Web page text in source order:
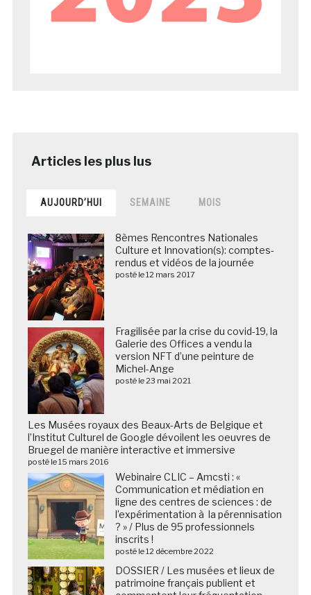
AUJOURD’HUI SEMAINE MOIS
8èmes Rencontres Nationales
Culture et Innovation(s): comptes-
rendus et vidéos de la journée
posté le 12 mars 2017
Fragilisée par la crise du covid-19, la
Galerie des Offices a vendu la
version NFT d’une peinture de
Michel-Ange
posté le 23 mai 2021
Les Musées royaux des Beaux-Arts de Belgique et
l’Institut Culturel de Google dévoilent les oeuvres de
Bruegel de manière interactive et immersive
posté le 15 mars 2016
Webinaire CLIC – Amcsti : «
Communication et médiation en
ligne des centres de sciences : de
l’expérimentation à la pérennisation
? » / Plus de 95 professionnels
inscrits !
posté le 12 décembre 2022
DOSSIER / Les musées et lieux de
patrimoine français publient et